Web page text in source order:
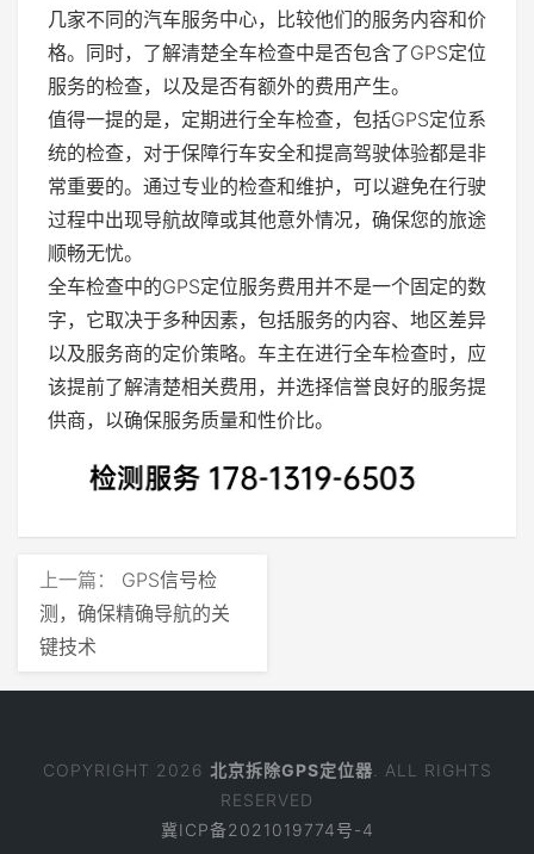
几家不同的汽车服务中心，比较他们的服务内容和价
格。同时，了解清楚全车检查中是否包含了GPS定位
服务的检查，以及是否有额外的费用产生。
值得一提的是，定期进行全车检查，包括GPS定位系
统的检查，对于保障行车安全和提高驾驶体验都是非
常重要的。通过专业的检查和维护，可以避免在行驶
过程中出现导航故障或其他意外情况，确保您的旅途
顺畅无忧。
全车检查中的GPS定位服务费用并不是一个固定的数
字，它取决于多种因素，包括服务的内容、地区差异
以及服务商的定价策略。车主在进行全车检查时，应
该提前了解清楚相关费用，并选择信誉良好的服务提
供商，以确保服务质量和性价比。
上一篇： GPS信号检
测，确保精确导航的关
键技术
COPYRIGHT 2026 北京拆除GPS定位器 . ALL RIGHTS
RESERVED
冀ICP备2021019774号-4